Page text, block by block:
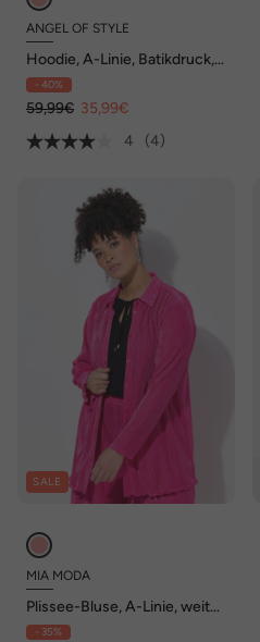
ANGEL OF STYLE
Hoodie, A-Linie, Batikdruck,
gerundeter Saum
- 40%
59,99€ 35,99€
4
(4)
SALE
MIA MODA
Plissee-Bluse, A-Linie, weiter
Langarm
- 35%